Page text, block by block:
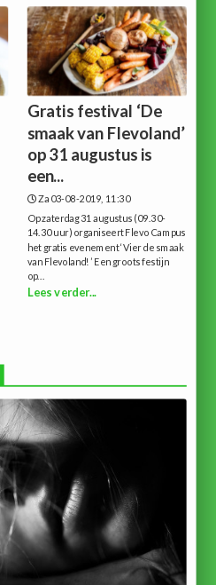
Gratis festival ‘De
smaak van Flevoland’
op 31 augustus is
een...
Za 03-08-2019, 11:30
Op zaterdag 31 augustus (09.30-
14.30 uur) organiseert Flevo Campus
het gratis evenement ‘Vier de smaak
van Flevoland!’ Een groots festijn
op...
Lees verder...